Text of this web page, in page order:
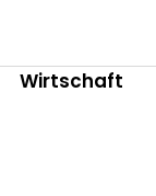
Wirtschaft